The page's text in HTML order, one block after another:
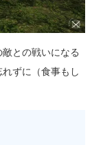
との戦いになる
ずに（食事もし